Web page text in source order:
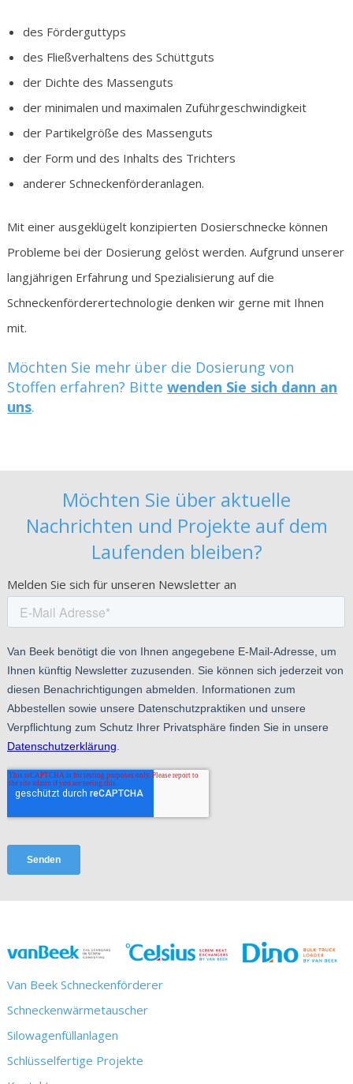
des Förderguttyps
des Fließverhaltens des Schüttguts
der Dichte des Massenguts
der minimalen und maximalen Zuführgeschwindigkeit
der Partikelgröße des Massenguts
der Form und des Inhalts des Trichters
anderer Schneckenförderanlagen.
Mit einer ausgeklügelt konzipierten Dosierschnecke können
Probleme bei der Dosierung gelöst werden. Aufgrund unserer
langjährigen Erfahrung und Spezialisierung auf die
Schneckenförderertechnologie denken wir gerne mit Ihnen
mit.
Möchten Sie mehr über die Dosierung von
Stoffen erfahren? Bittewenden Sie sich dann an
uns.
Möchten Sie über aktuelle
Nachrichten und Projekte auf dem
Laufenden bleiben?
Melden Sie sich für unseren Newsletter an
Van Beek Schneckenförderer
Schneckenwärmetauscher
Silowagenfüllanlagen
Schlüsselfertige Projekte